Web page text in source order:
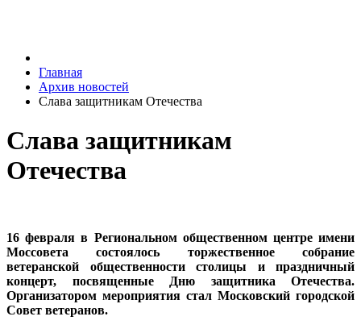
Главная
Архив новостей
Слава защитникам Отечества
Слава защитникам
Отечества
16 февраля в Региональном общественном центре имени
Моссовета состоялось торжественное собрание
ветеранской общественности столицы и праздничный
концерт, посвященные Дню защитника Отечества.
Организатором мероприятия стал Московский городской
Совет ветеранов.